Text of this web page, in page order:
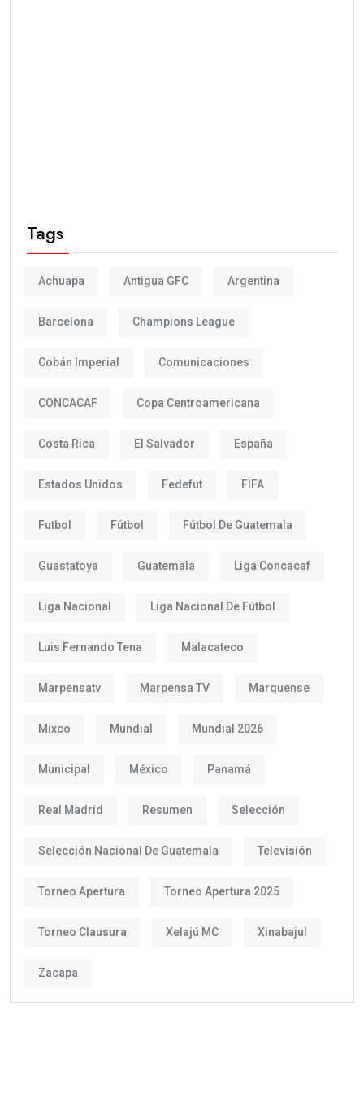
Tags
Achuapa Antigua GFC Argentina
Barcelona Champions League
Cobán Imperial Comunicaciones
CONCACAF Copa Centroamericana
Costa Rica El Salvador España
Estados Unidos Fedefut FIFA
Futbol Fútbol Fútbol De Guatemala
Guastatoya Guatemala Liga Concacaf
Liga Nacional Liga Nacional De Fútbol
Luis Fernando Tena Malacateco
Marpensatv Marpensa TV Marquense
Mixco Mundial Mundial 2026
Municipal México Panamá
Real Madrid Resumen Selección
Selección Nacional De Guatemala Televisión
Torneo Apertura Torneo Apertura 2025
Torneo Clausura Xelajú MC Xinabajul
Zacapa